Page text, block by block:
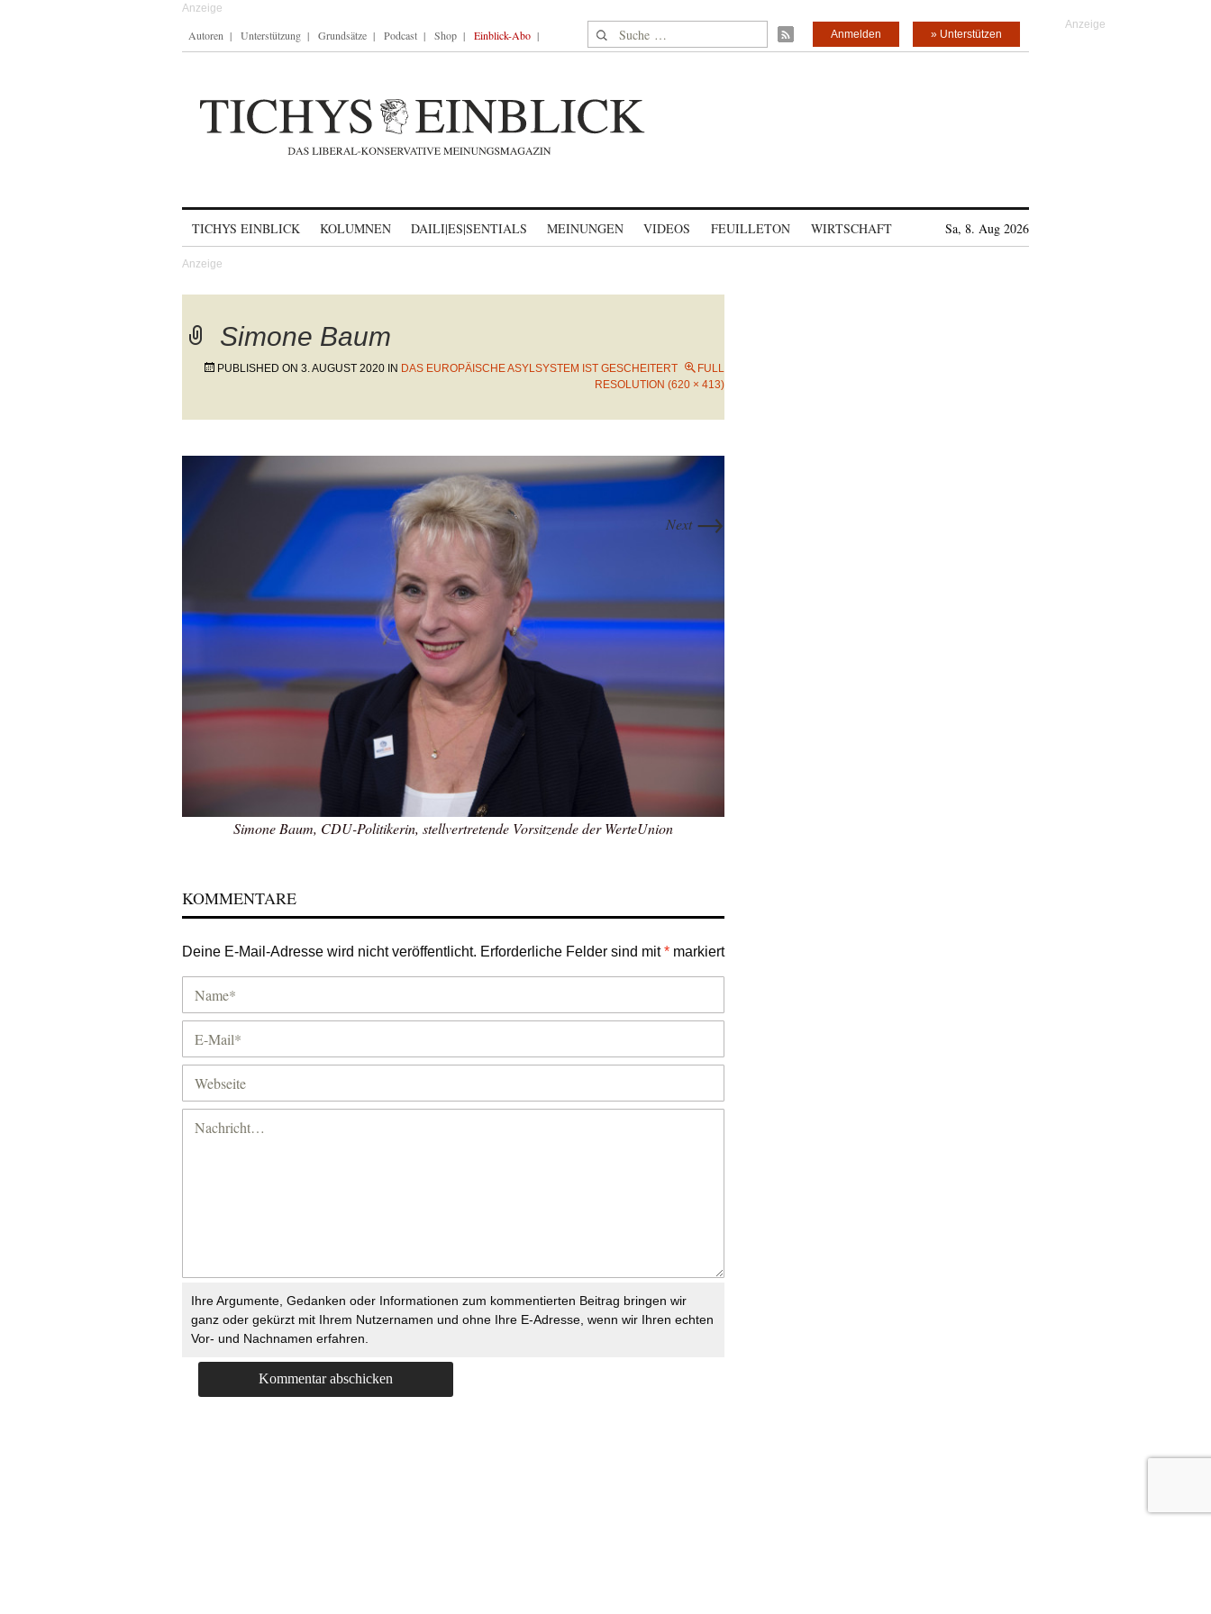
Autoren Unterstützung Grundsätze Podcast Shop Einblick-Abo Suche nach: » Unterstützen
Anmelden
TICHYS EINBLICK KOLUMNEN DAILI|ES|SENTIALS MEINUNGEN VIDEOS FEUILLETON WIRTSCHAFT Sa, 8. Aug 2026
Simone Baum
PUBLISHED ON 3. AUGUST 2020 IN DAS EUROPÄISCHE ASYLSYSTEM IST GESCHEITERT
FULL
RESOLUTION (620 × 413)
Next →
Simone Baum, CDU-Politikerin, stellvertretende Vorsitzende der WerteUnion
KOMMENTARE
Deine E-Mail-Adresse wird nicht veröffentlicht. Erforderliche Felder sind mit* markiert
Ihre Argumente, Gedanken oder Informationen zum kommentierten Beitrag bringen wir
ganz oder gekürzt mit Ihrem Nutzernamen und ohne Ihre E-Adresse, wenn wir Ihren echten
Vor- und Nachnamen erfahren.